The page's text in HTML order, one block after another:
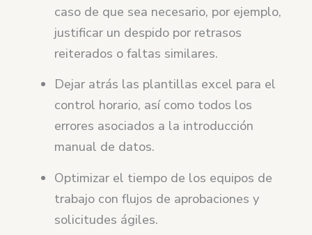
caso de que sea necesario, por ejemplo,
justificar un despido por retrasos
reiterados o faltas similares.
Dejar atrás las plantillas excel para el
control horario, así como todos los
errores asociados a la introducción
manual de datos.
Optimizar el tiempo de los equipos de
trabajo con flujos de aprobaciones y
solicitudes ágiles.